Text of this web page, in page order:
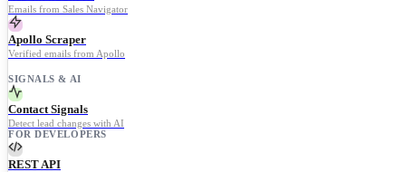
Emails from Sales Navigator
Apollo Scraper
Verified emails from Apollo
SIGNALS & AI
Contact Signals
Detect lead changes with AI
FOR DEVELOPERS
REST API